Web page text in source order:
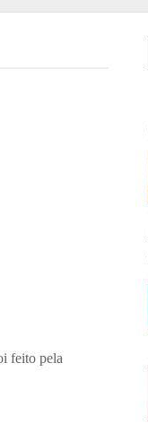
feito pela